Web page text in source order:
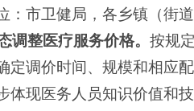
：市卫健局，各乡镇（街
调整医疗服务价格。按规
定调价时间、规模和相应
体现医务人员知识价值和